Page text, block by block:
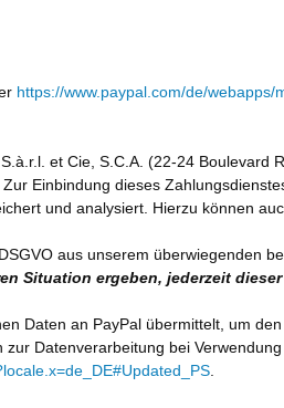
https://www.paypal.com/de/webapps/
et Cie, S.C.A. (22-24
Einbindung dieses
und analysiert. Hierzu können
aus unserem überwiegenden
Situation ergeben, jederzeit
Daten an PayPal übermittelt, um
Datenverarbeitung bei